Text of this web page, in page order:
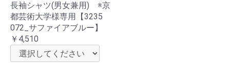
長袖シャツ(男女兼用) ※京
都芸術大学様専用【3235
072_サファイアブルー】
￥4,510